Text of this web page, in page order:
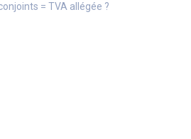
= TVA allégée ?